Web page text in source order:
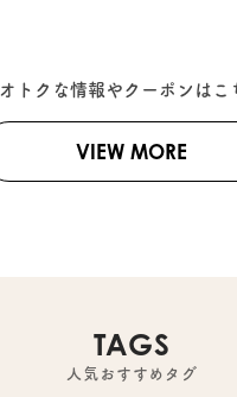
オトクな情報やクーポンはこ
VIEW MORE
TAGS
人気おすすめタグ